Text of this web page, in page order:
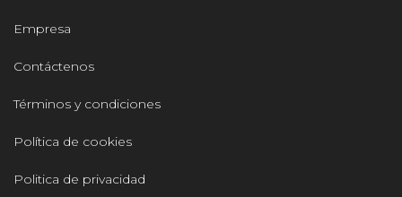
Empresa
Contáctenos
Términos y condiciones
Política de cookies
Politica de privacidad